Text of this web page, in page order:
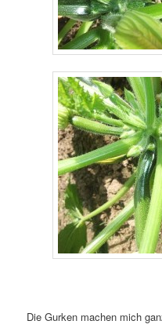
Die Gurken machen mich